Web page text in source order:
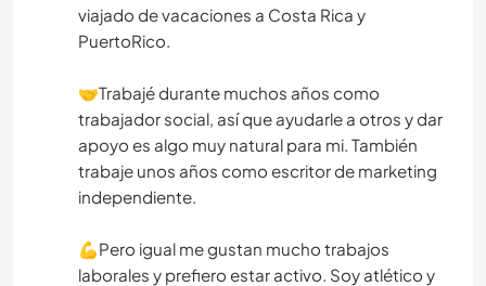
viajado de vacaciones a Costa Rica y
PuertoRico.
🤝Trabajé durante muchos años como
trabajador social, así que ayudarle a otros y dar
apoyo es algo muy natural para mi. También
trabaje unos años como escritor de marketing
independiente.
💪Pero igual me gustan mucho trabajos
laborales y prefiero estar activo. Soy atlético y